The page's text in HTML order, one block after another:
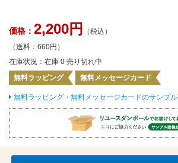
価格： 2,200円
（税込）
（送料：660円）
在庫状況：在庫 0 売り切れ中
無料ラッピング
無料メッセージカード
無料ラッピング・無料メッセージカードのサンプ